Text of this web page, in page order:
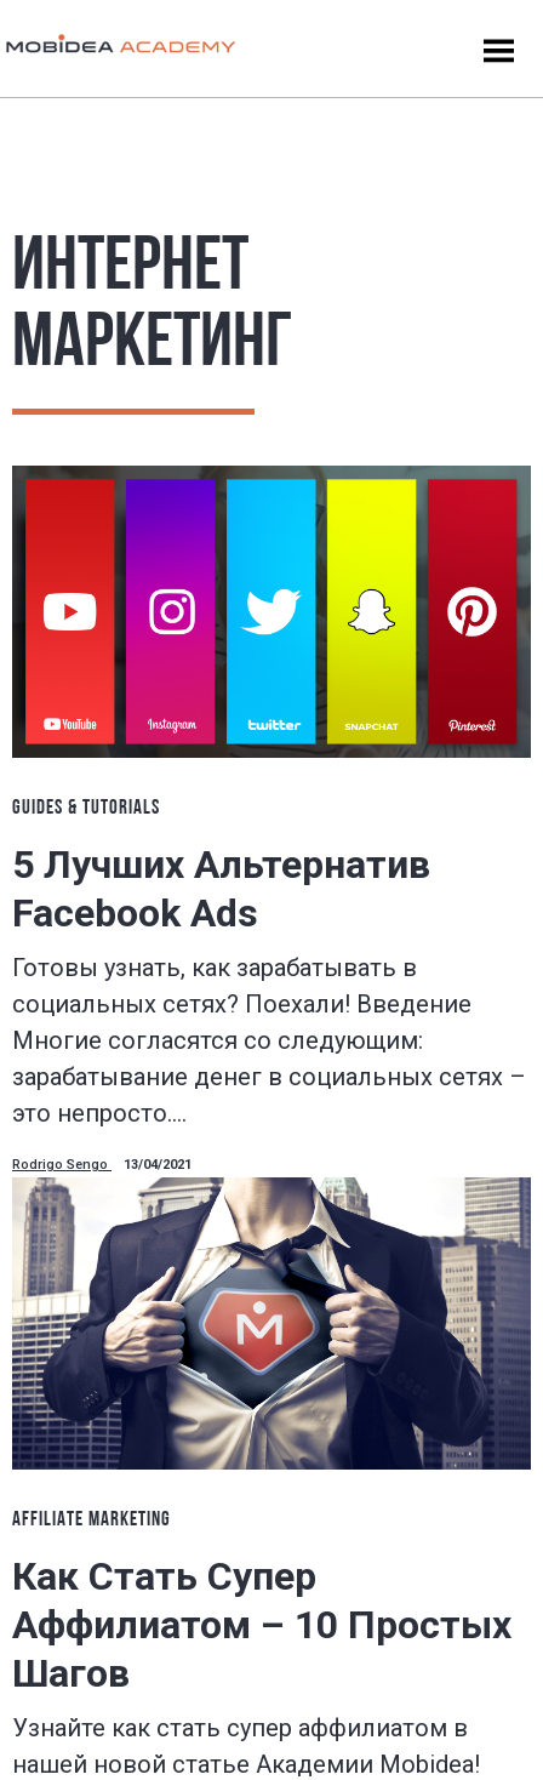
ИНТЕРНЕТ
МАРКЕТИНГ
GUIDES & TUTORIALS
5 Лучших Альтернатив
Facebook Ads
Готовы узнать, как зарабатывать в
социальных сетях? Поехали! Введение
Многие согласятся со следующим:
зарабатывание денег в социальных сетях –
это непросто.…
Rodrigo Sengo 13/04/2021
AFFILIATE MARKETING
Как Стать Супер
Аффилиатом – 10 Простых
Шагов
Узнайте как стать супер аффилиатом в
нашей новой статье Академии Mobidea!